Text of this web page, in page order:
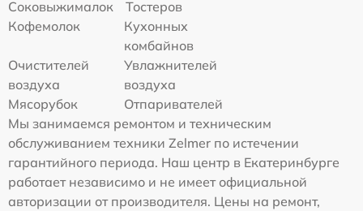
Соковыжималок
Тостеров
Кофемолок
Кухонных
комбайнов
Очистителей
воздуха
Увлажнителей
воздуха
Мясорубок
Отпаривателей
Мы занимаемся ремонтом и техническим
обслуживанием техники Zelmer по истечении
гарантийного периода. Наш центр в Екатеринбурге
работает независимо и не имеет официальной
авторизации от производителя. Цены на ремонт,